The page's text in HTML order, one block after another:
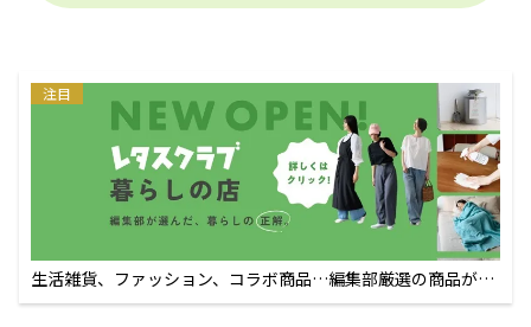
注目
生活雑貨、ファッション、コラボ商品…編集部厳選の商品が買
えるECサイト